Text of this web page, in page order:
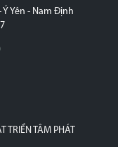
Ý Yên - Nam Định
TÂM PHÁT